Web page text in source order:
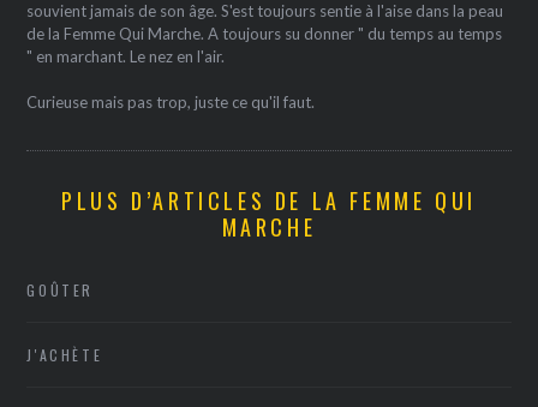
souvient jamais de son âge. S'est toujours sentie à l'aise dans la peau
de la Femme Qui Marche. A toujours su donner " du temps au temps
" en marchant. Le nez en l'air.
Curieuse mais pas trop, juste ce qu'il faut.
PLUS D’ARTICLES DE LA FEMME QUI
MARCHE
GOÛTER
J'ACHÈTE